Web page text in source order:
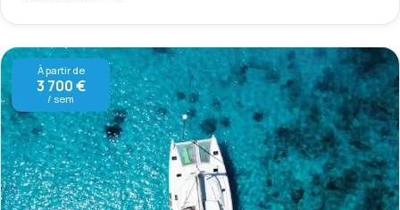
À partir de
3 700 €
/ sem